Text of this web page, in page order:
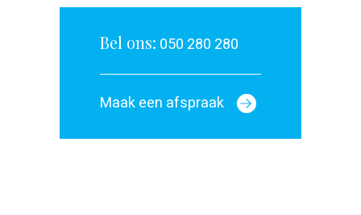
Bel ons: 050 280 280
Maak een afspraak